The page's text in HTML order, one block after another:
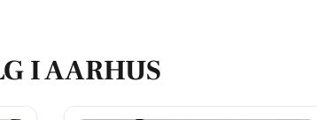
I AARHUS